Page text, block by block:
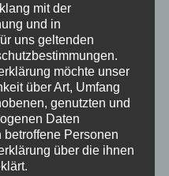
mit der
und in
uns geltenden
möchte unser
über Art, Umfang
genutzten und
Daten
Personen
über die ihnen